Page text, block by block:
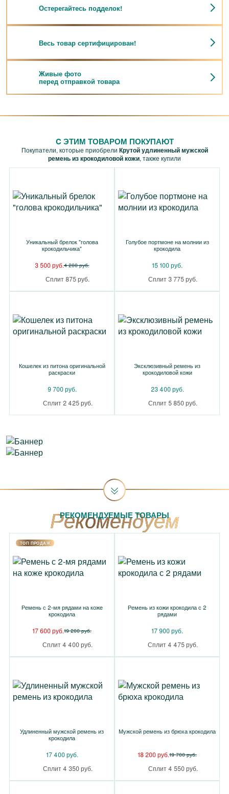
Остерегайтесь подделок!
Весь товар сертифицирован!
Живые фото
перед отправкой товара
C ЭТИМ ТОВАРОМ ПОКУПАЮТ
Покупатели, которые приобрели Крутой удлиненный мужской
ремень из крокодиловой кожи, также купили
Уникальный брелок "голова
крокодильчика"
3 500 руб.4 200 руб.
Сплит 875 руб.
Голубое портмоне на молнии из
крокодила
15 100 руб.
Сплит 3 775 руб.
Кошелек из питона оригинальной
раскраски
9 700 руб.
Сплит 2 425 руб.
Эксклюзивный ремень из
крокодиловой кожи
23 400 руб.
Сплит 5 850 руб.
РЕКОМЕНДУЕМЫЕ ТОВАРЫ
TOП ПРОДАЖ
Ремень с 2-мя рядами на коже
крокодила
17 600 руб.19 200 руб.
Сплит 4 400 руб.
Ремень из кожи крокодила с 2
рядами
17 900 руб.
Сплит 4 475 руб.
Удлиненный мужской ремень из
крокодила
17 400 руб.
Сплит 4 350 руб.
Мужской ремень из брюха крокодила
18 200 руб.19 700 руб.
Сплит 4 550 руб.